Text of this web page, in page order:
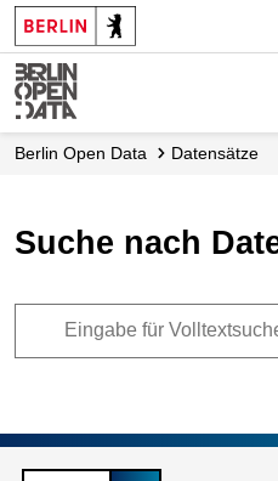
Skip
to
main
content
Berlin Open Data Datensätze
Suche nach